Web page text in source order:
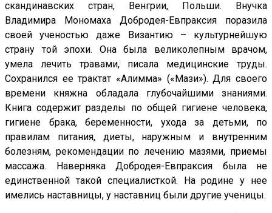
скандинавских стран, Венгрии, Польши. Внучка
Владимира Мономаха Добродея-Евпраксия поразила
своей ученостью даже Византию – культурнейшую
страну той эпохи. Она была великолепным врачом,
умела лечить травами, писала медицинские труды.
Сохранился ее трактат «Алимма» («Мази»). Для своего
времени княжна обладала глубочайшими знаниями.
Книга содержит разделы по общей гигиене человека,
гигиене брака, беременности, ухода за детьми, по
правилам питания, диеты, наружным и внутренним
болезням, рекомендации по лечению мазями, приемы
массажа. Наверняка Добродея-Евпраксия была не
единственной такой специалисткой. На родине у нее
имелись наставницы, у наставниц были другие ученицы.